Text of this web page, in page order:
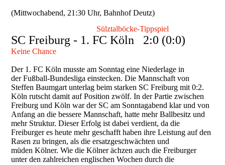
(Mittwochabend, 21:30 Uhr, Bahnhof Deutz)
Sülztalböcke-Tippspiel
SC Freiburg - 1. FC Köln 2:0 (0:0)
Keine Chance
Der 1. FC Köln musste am Sonntag eine Niederlage in
der Fußball-Bundesliga einstecken. Die Mannschaft von
Steffen Baumgart unterlag beim starken SC Freiburg mit 0:2.
Köln rutscht damit auf Position zwölf. In der Partie zwischen
Freiburg und Köln war der SC am Sonntagabend klar und von
Anfang an die bessere Mannschaft, hatte mehr Ballbesitz und
mehr Struktur. Dieser Erfolg ist dabei verdient, da die
Freiburger es heute mehr geschafft haben ihre Leistung auf den
Rasen zu bringen, als die ersatzgeschwächten und
müden Kölner. Wie die Kölner ächzen auch die Freiburger
unter den zahlreichen englischen Wochen durch die